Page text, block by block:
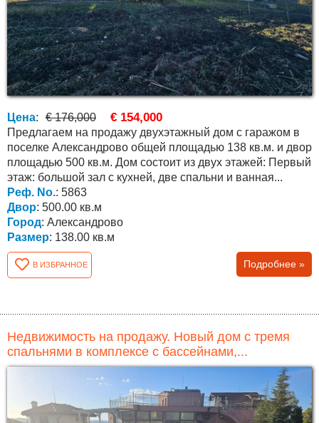
Цена: € 176,000 € 154,000
Предлагаем на продажу двухэтажный дом с гаражом в
поселке Александрово общей площадью 138 кв.м. и двор
площадью 500 кв.м. Дом состоит из двух этажей: Первый
этаж: большой зал с кухней, две спальни и ванная...
Реф. No.: 5863
Двор: 500.00 кв.м
Город: Александрово
Размер: 138.00 кв.м
В ИЗБРАННОЕ Подробнее »
Недвижимость на продажу. Новый дом с тремя
спальнями в комплексе с бассейнами,...